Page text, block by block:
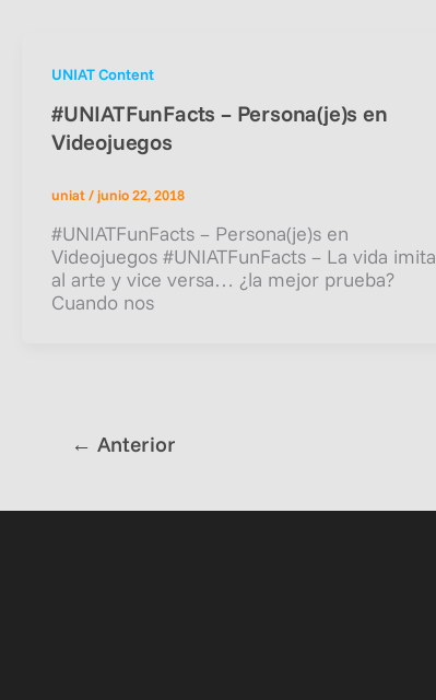
UNIAT Content
#UNIATFunFacts – Persona(je)s en
Videojuegos
uniat/junio 22, 2018
#UNIATFunFacts – Persona(je)s en
Videojuegos #UNIATFunFacts – La vida imita
al arte y vice versa… ¿la mejor prueba?
Cuando nos
← Anterior